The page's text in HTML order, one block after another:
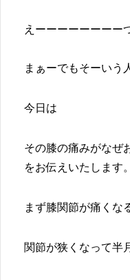
えーーーーーーーー
まぁーでもそーいう
今日は
その膝の痛みがなぜ
をお伝えいたします。
まず膝関節が痛くな
関節が狭くなって半